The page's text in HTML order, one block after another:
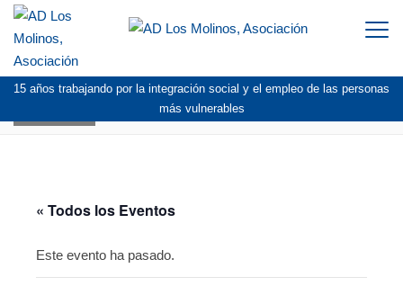
15 años trabajando por la integración social y el empleo de las personas
más vulnerables
« Todos los Eventos
Este evento ha pasado.